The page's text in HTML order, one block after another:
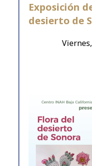
Exposición
desierto de